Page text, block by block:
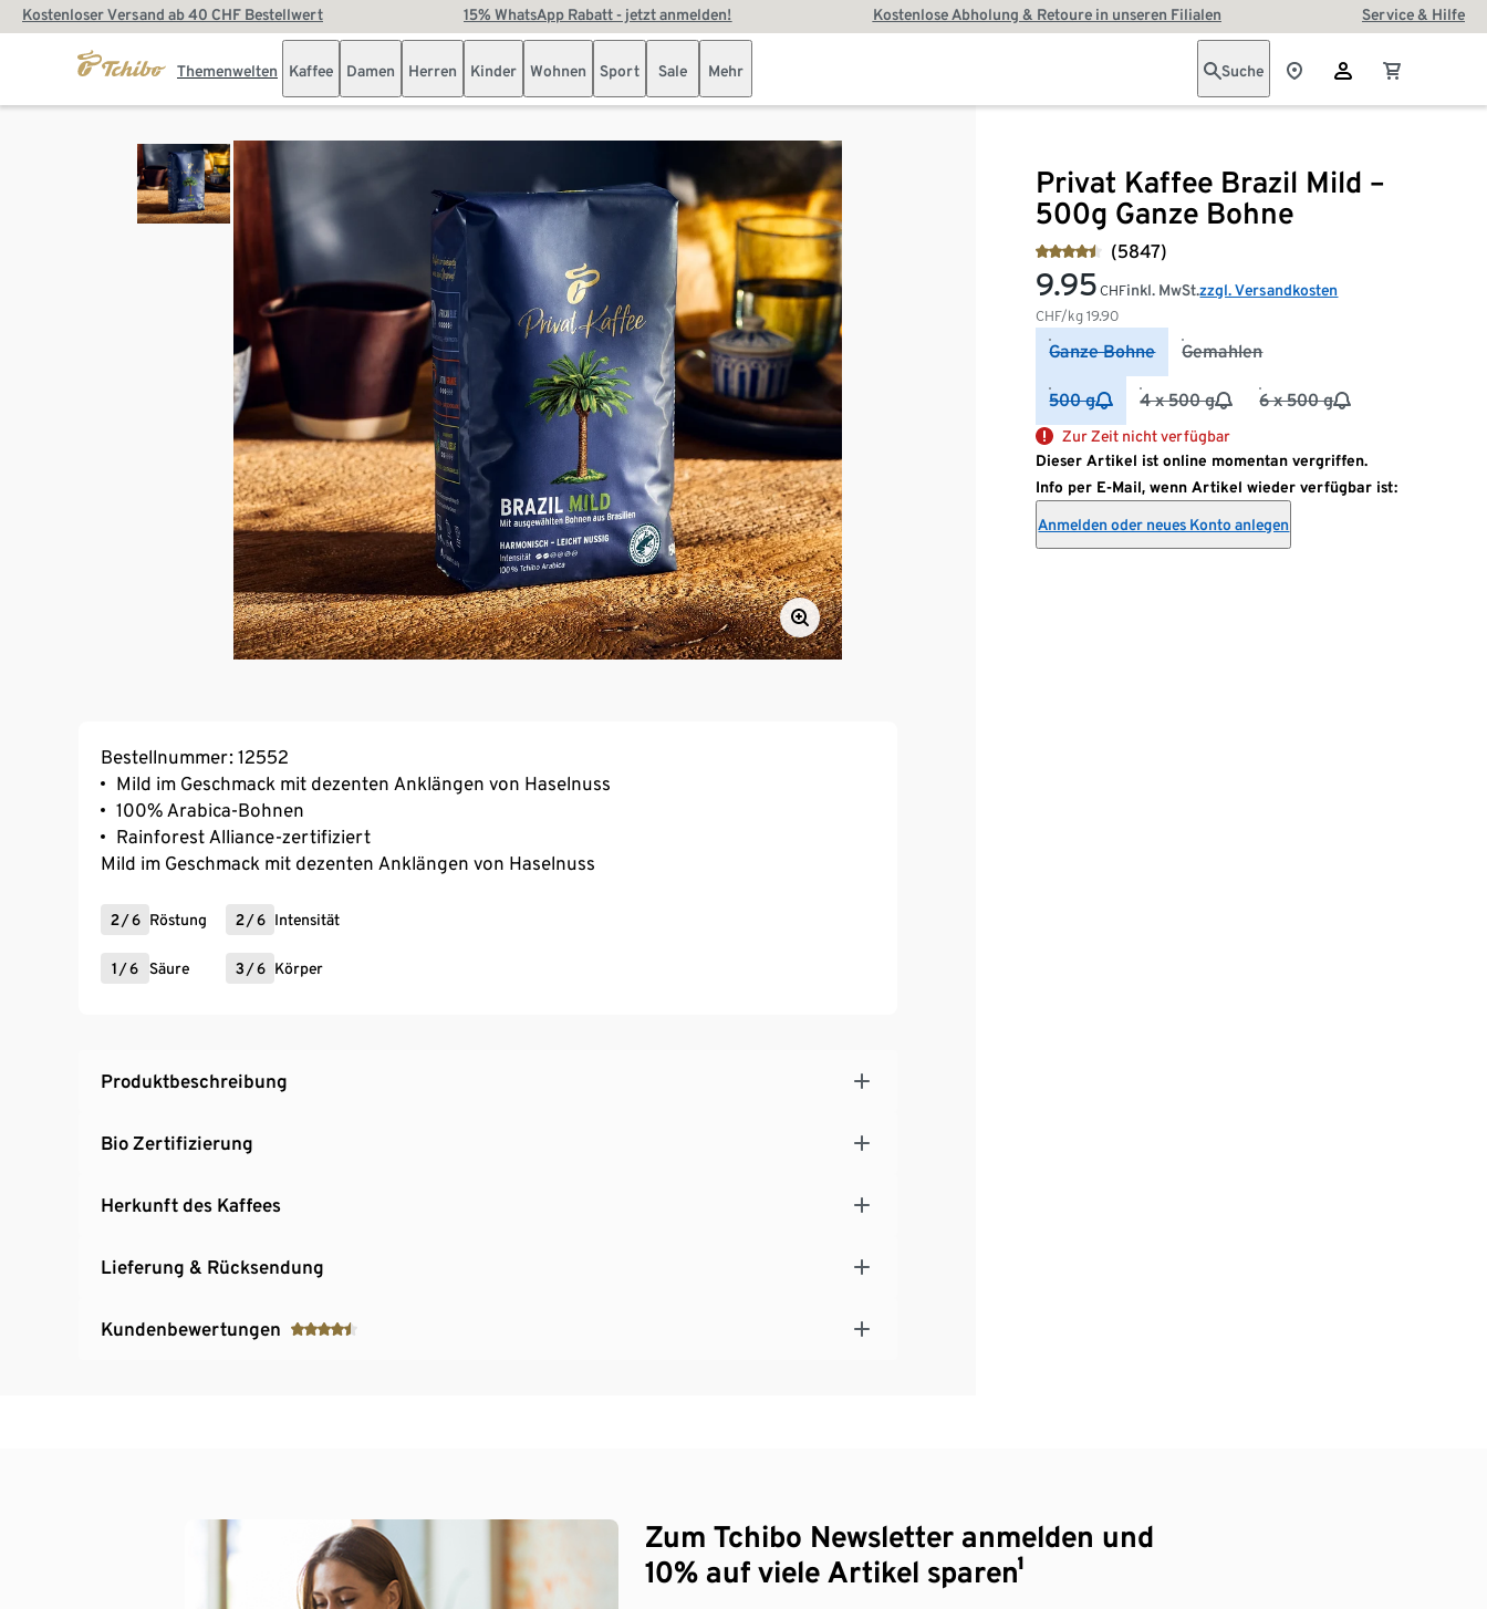
Kostenloser Versand ab 40 CHF Bestellwert 15% WhatsApp Rabatt - jetzt anmelden! Kostenlose Abholung & Retoure in unseren Filialen Service & Hilfe
Themenwelten Kaffee Damen Herren Kinder Wohnen Sport Sale Mehr Suche
Privat Kaffee Brazil Mild –
500g Ganze Bohne
(5847)
9.95 CHF
CHF/kg19.90
inkl. MwSt.zzgl. Versandkosten
Ganze Bohne Gemahlen
500 g 4 x 500 g 6 x 500 g
Zur Zeit nicht verfügbar
Dieser Artikel ist online momentan vergriffen.
Info per E-Mail, wenn Artikel wieder verfügbar ist:
Anmelden oder neues Konto anlegen
Bestellnummer: 12552
Mild im Geschmack mit dezenten Anklängen von Haselnuss
100% Arabica-Bohnen
Rainforest Alliance-zertifiziert
Mild im Geschmack mit dezenten Anklängen von Haselnuss
2 /6 Röstung 2 /6 Intensität
1 /6 Säure 3 /6 Körper
Produktbeschreibung
Bio Zertifizierung
Herkunft des Kaffees
Lieferung & Rücksendung
Kundenbewertungen
Zum Tchibo Newsletter anmelden und
10% auf viele Artikel sparen¹